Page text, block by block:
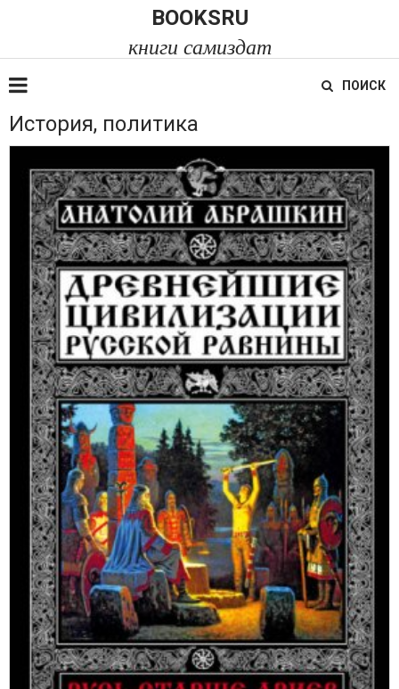
BOOKSRU
книги самиздат
ПОИСК
История, политика